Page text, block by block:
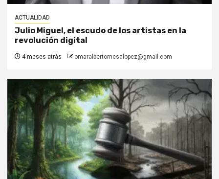
ACTUALIDAD
Julio Miguel, el escudo de los artistas en la
revolución digital
4 meses atrás omaralbertomesalopez@gmail.com